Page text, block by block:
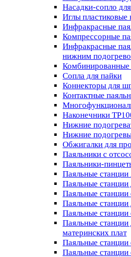
Насадки-сопло
Иглы пластиковые
Инфракрасные
Компрессорные
Инфракрасные
нижним
Комбинированные
Сопла для пайки
Коннекторы для
Контактные
Наконечники
Нижние
Нижние
Обжигалки для
Паяльники с
Паяльники-
Паяльные
Паяльные
Паяльные
Паяльные станции
Паяльные станции
Паяльные станции
материнских плат
Паяльные станции
Паяльные